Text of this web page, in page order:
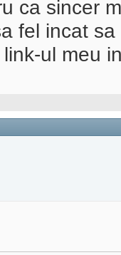
ca sincer
fel incat
ul meu